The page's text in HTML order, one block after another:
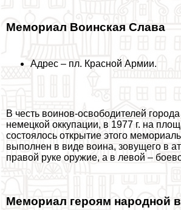
Мемориал Воинская Слава
Адрес – пл. Красной Армии.
В честь воинов-освободителей
немецкой оккупации, в 1977 г. на
состоялось открытие этого
выполнен в виде воина, зовущего в
правой руке оружие, а в левой –
Мемориал героям народной